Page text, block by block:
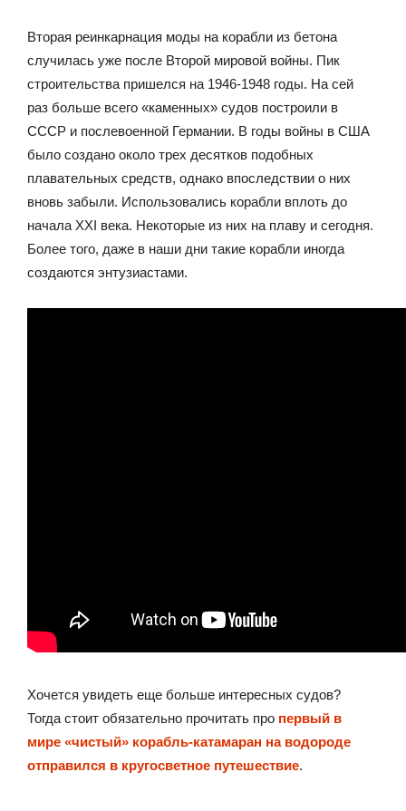
Вторая реинкарнация моды на корабли из бетона
случилась уже после Второй мировой войны. Пик
строительства пришелся на 1946-1948 годы. На сей
раз больше всего «каменных» судов построили в
СССР и послевоенной Германии. В годы войны в США
было создано около трех десятков подобных
плавательных средств, однако впоследствии о них
вновь забыли. Использовались корабли вплоть до
начала XXI века. Некоторые из них на плаву и сегодня.
Более того, даже в наши дни такие корабли иногда
создаются энтузиастами.
Хочется увидеть еще больше интересных судов?
Тогда стоит обязательно прочитать про первый в
мире «чистый» корабль-катамаран на водороде
отправился в кругосветное путешествие.